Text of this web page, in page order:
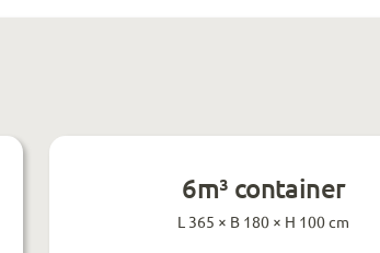
6m³ container
L 365 × B 180 × H 100 cm